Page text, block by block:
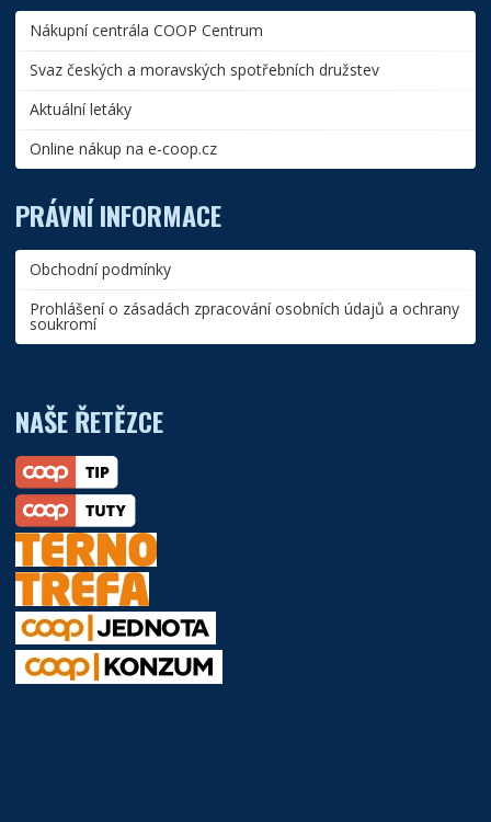
Nákupní centrála COOP Centrum
Svaz českých a moravských spotřebních družstev
Aktuální letáky
Online nákup na e-coop.cz
PRÁVNÍ INFORMACE
Obchodní podmínky
Prohlášení o zásadách zpracování osobních údajů a ochrany
soukromí
NAŠE ŘETĚZCE